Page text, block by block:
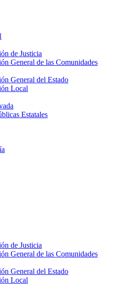
de Justicia
General de las Comunidades
General del Estado
Local
Estatales
de Justicia
General de las Comunidades
General del Estado
Local